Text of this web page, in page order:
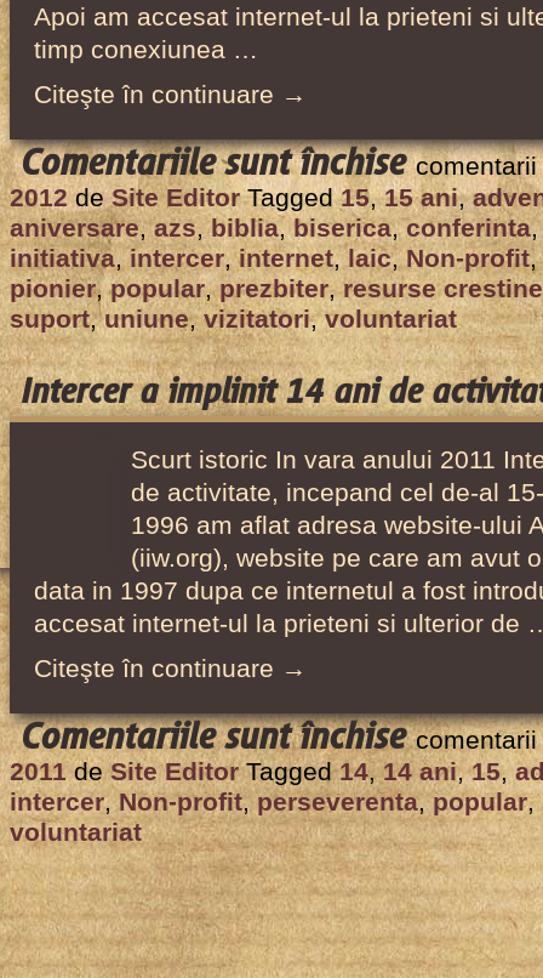
Apoi am accesat internet-ul la prieteni si
timp conexiunea …
Citeşte în continuare →
Comentariile sunt închisepentru
Intercer
a
implinit
15
ani
de
activitate!
2012 de Site EditorTagged15,15 ani,
aniversare,azs,biblia,biserica,conferinta
initiativa,intercer,internet,laic,Non-profit,
pionier,popular,prezbiter,resurse crestine
suport,uniune,vizitatori,voluntariat
Intercer a implinit 14 ani de
Scurt istoric In vara anului 2011
de activitate, incepand cel de-al
1996 am aflat adresa website-ului
(iiw.org), website pe care am avut
data in 1997 dupa ce internetul a fost
accesat internet-ul la prieteni si ulterior de
Citeşte în continuare →
Comentariile sunt închisepentru
Intercer
a
implinit
14
ani
de
activitate
2011 de Site EditorTagged14,14 ani,15,
intercer,Non-profit,perseverenta,popular,
voluntariat